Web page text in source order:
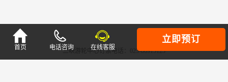

首页 电话咨询 在线客服
立即预订
三峡游轮中心订票电话：023-86915123